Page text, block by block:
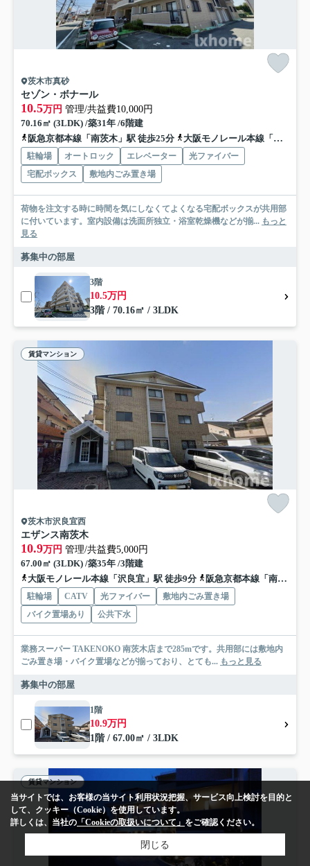
茨木市真砂
セゾン・ボナール
10.5万円 管理/共益費10,000円
70.16㎡ (3LDK) /築31年 /6階建
阪急京都本線「南茨木」駅 徒歩25分
大阪モノレール本線「沢良宜」駅 徒歩28分
駐輪場 オートロック エレベーター
光ファイバー
宅配ボックス
敷地内ごみ置き場
荷物を注文する時に時間を気にしなくてよくなる宅配ボックスが共用部
に付いています。室内設備は洗面所独立・浴室乾燥機などが揃... もっと
見る
募集中の部屋
3階
10.5万円
3階 / 70.16㎡ / 3LDK
賃貸マンション
茨木市沢良宜西
エザンス南茨木
10.9万円 管理/共益費5,000円
67.00㎡ (3LDK) /築35年 /3階建
大阪モノレール本線「沢良宜」駅 徒歩9分
阪急京都本線「南茨木」駅 徒歩10分
駐輪場 CATV 光ファイバー
敷地内ごみ置き場
バイク置場あり
公共下水
業務スーパー TAKENOKO 南茨木店まで285mです。共用部には敷地内
ごみ置き場・バイク置場などが揃っており、とても... もっと見る
募集中の部屋
1階
10.9万円
1階 / 67.00㎡ / 3LDK
賃貸マンション
当サイトでは、お客様の当サイト利用状況把握、サービス向上検討を目的と
して、クッキー（Cookie）を使用しています。
詳しくは、当社の 「Cookieの取扱いについて」 をご確認ください。
閉じる